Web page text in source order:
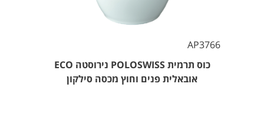
AP3766
כוס תרמית POLOSWISS נירוסטה ECO
אובאלית פנים וחוץ מכסה סילקון